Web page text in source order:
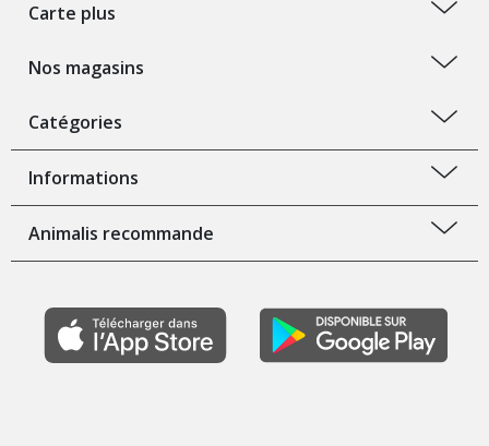
Carte plus
Nos magasins
Catégories
Informations
Animalis recommande